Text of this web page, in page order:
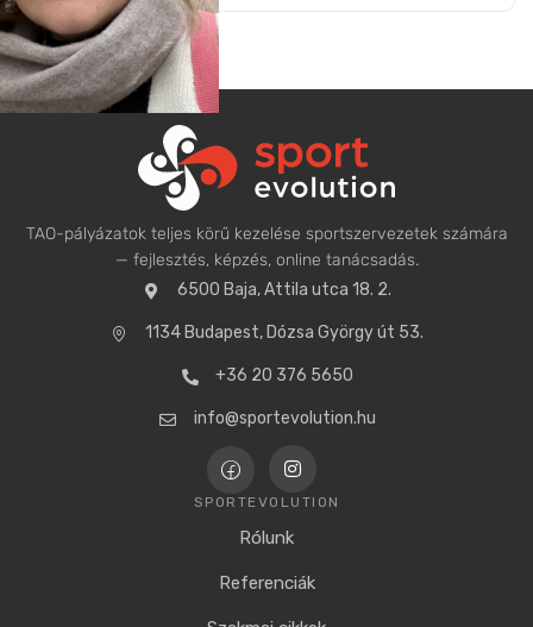
TAO-pályázatok teljes körű kezelése sportszervezetek számára
— fejlesztés, képzés, online tanácsadás.
6500 Baja, Attila utca 18. 2.
1134 Budapest, Dózsa György út 53.
+36 20 376 5650
info@sportevolution.hu
SPORTEVOLUTION
Rólunk
Referenciák